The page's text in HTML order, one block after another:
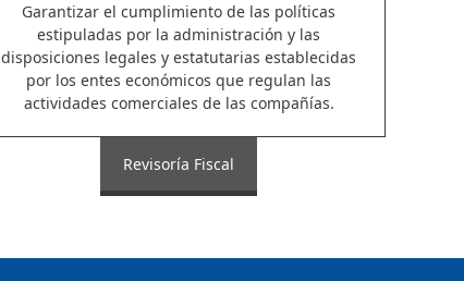
Garantizar el cumplimiento de las políticas
estipuladas por la administración y las
disposiciones legales y estatutarias establecidas
por los entes económicos que regulan las
actividades comerciales de las compañías.
Revisoría Fiscal